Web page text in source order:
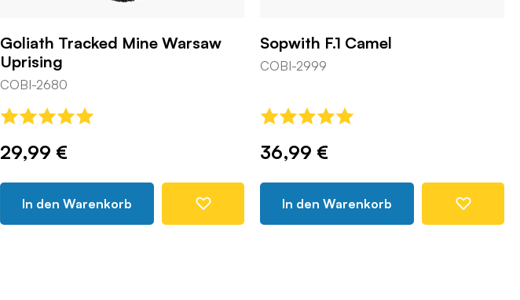
Goliath Tracked Mine Warsaw
Uprising
COBI-2680
29,99 €
In den Warenkorb
Sopwith F.1 Camel
COBI-2999
36,99 €
In den Warenkorb